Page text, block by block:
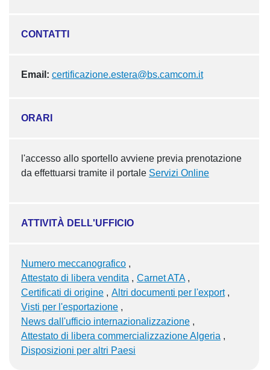
CONTATTI
Email: certificazione.estera@bs.camcom.it
ORARI
l'accesso allo sportello avviene previa prenotazione
da effettuarsi tramite il portale Servizi Online
ATTIVITÀ DELL'UFFICIO
Numero meccanografico
Attestato di libera vendita
Carnet ATA
Certificati di origine
Altri documenti per l'export
Visti per l'esportazione
News dall'ufficio internazionalizzazione
Attestato di libera commercializzazione Algeria
Disposizioni per altri Paesi